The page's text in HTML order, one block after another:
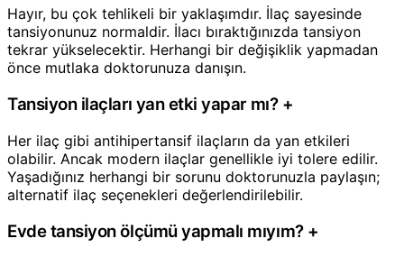
Hayır, bu çok tehlikeli bir yaklaşımdır. İlaç sayesinde
tansiyonunuz normaldir. İlacı bıraktığınızda tansiyon
tekrar yükselecektir. Herhangi bir değişiklik yapmadan
önce mutlaka doktorunuza danışın.
Tansiyon ilaçları yan etki yapar mı? +
Her ilaç gibi antihipertansif ilaçların da yan etkileri
olabilir. Ancak modern ilaçlar genellikle iyi tolere edilir.
Yaşadığınız herhangi bir sorunu doktorunuzla paylaşın;
alternatif ilaç seçenekleri değerlendirilebilir.
Evde tansiyon ölçümü yapmalı mıyım? +